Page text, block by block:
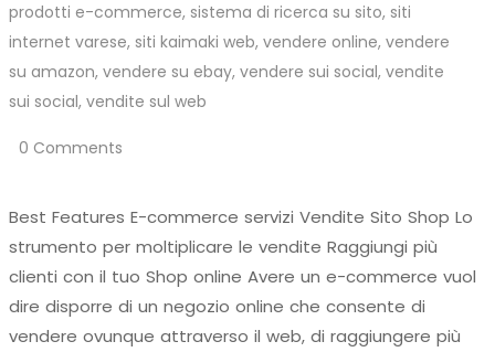
prodotti e-commerce, sistema di ricerca su sito, siti
internet varese, siti kaimaki web, vendere online, vendere
su amazon, vendere su ebay, vendere sui social, vendite
sui social, vendite sul web
0 Comments
Best Features E-commerce servizi Vendite Sito Shop Lo
strumento per moltiplicare le vendite Raggiungi più
clienti con il tuo Shop online Avere un e-commerce vuol
dire disporre di un negozio online che consente di
vendere ovunque attraverso il web, di raggiungere più